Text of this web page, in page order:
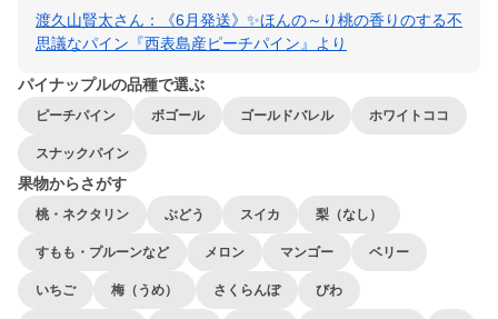
渡久山賢太さん：《6月発送》✨ほんの～り桃の香りのする不
思議なパイン『西表島産ピーチパイン』より
パイナップルの品種で選ぶ
ピーチパイン ボゴール ゴールドバレル ホワイトココ
スナックパイン
果物からさがす
桃・ネクタリン ぶどう スイカ 梨（なし）
すもも・プルーンなど メロン マンゴー ベリー
いちご 梅（うめ） さくらんぼ びわ